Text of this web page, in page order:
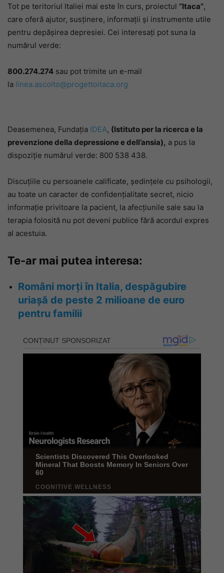
Tot pe teritoriul Italiei mai este în curs, proiectul ”Itaca”,
care oferă ajutor, susținere, informații și instrumente utile
pentru depășirea depresiei. Cei interesați pot suna la
numărul verde:
800.274.274 sau pot trimite un e-mail
la linea.ascolto@progettoitaca.org
Deasemenea, Fundația IDEA, (Istituto per la ricerca e la
prevenzione della depressione e dell’ansia), a pus la
dispoziție numărul verde: 800 538 438.
Discuțiile cu persoanele calificate, ședințele cu psihologii,
au toate un caracter de confidențialitate secret, nicio
informație privitoare la pacient, la afecțiunile sale sau la
terapia folosită nu pot deveni publice fără acordul expres
al acestuia.
Te-ar mai putea interesa:
Români morți în Italia, despăgubire
uriașă de peste 2 milioane de euro
pentru familii